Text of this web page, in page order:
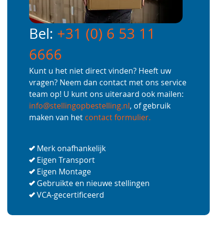
Bel: +31 (0) 6 53 11
6666
Kunt u het niet direct vinden? Heeft uw
vragen? Neem dan contact met ons service
team op! U kunt ons uiteraard ook mailen:
info@stellingopbestelling.nl, of gebruik
maken van het contact formulier.
Merk onafhankelijk
Eigen Transport
Eigen Montage
Gebruikte en nieuwe stellingen
VCA-gecertificeerd